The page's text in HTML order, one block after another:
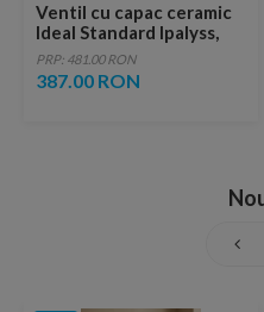
Ventil cu capac ceramic
Ideal Standard Ipalyss,
kashmir
PRP: 481.00 RON
387.00 RON